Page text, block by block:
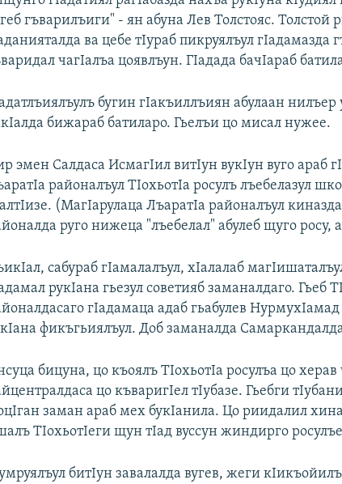
гъварилъиги" - ян абуна Лев Толстояс. Толстой
ва цебе тIураб пикруялъул гIадамазда
чагIалъа цоявлъун. ГIадада бачIараб
бугин гIакъиллъиян абулаан
бижараб батиларо. Гьелъи цо мисал нужее.
эмен Салдаса ИсмагIил витIун вукIун вуго араб
районалъул ТIохьотIа росулъ лъебелазул
(МагIарулаца ЛъаратIа районалъул
руго нижеца "лъебелал" абулеб щуго росу,
сабураб гIамалалъул, хIалалаб
рукIана гьезул советияб заманалдаго. Гьеб
гIадамаца адаб гьабулев
фикъгьиялъул. Доб заманалда
бицуна, цо къоялъ ТIохьотIа росулъа цо
цо къваригIел тIубазе. Гьебги
заман араб мех букIанила. Цо риидалил
ТIохьотIеги щун тIад вуссун жиндирго
битIун завалалда вугев, жеги